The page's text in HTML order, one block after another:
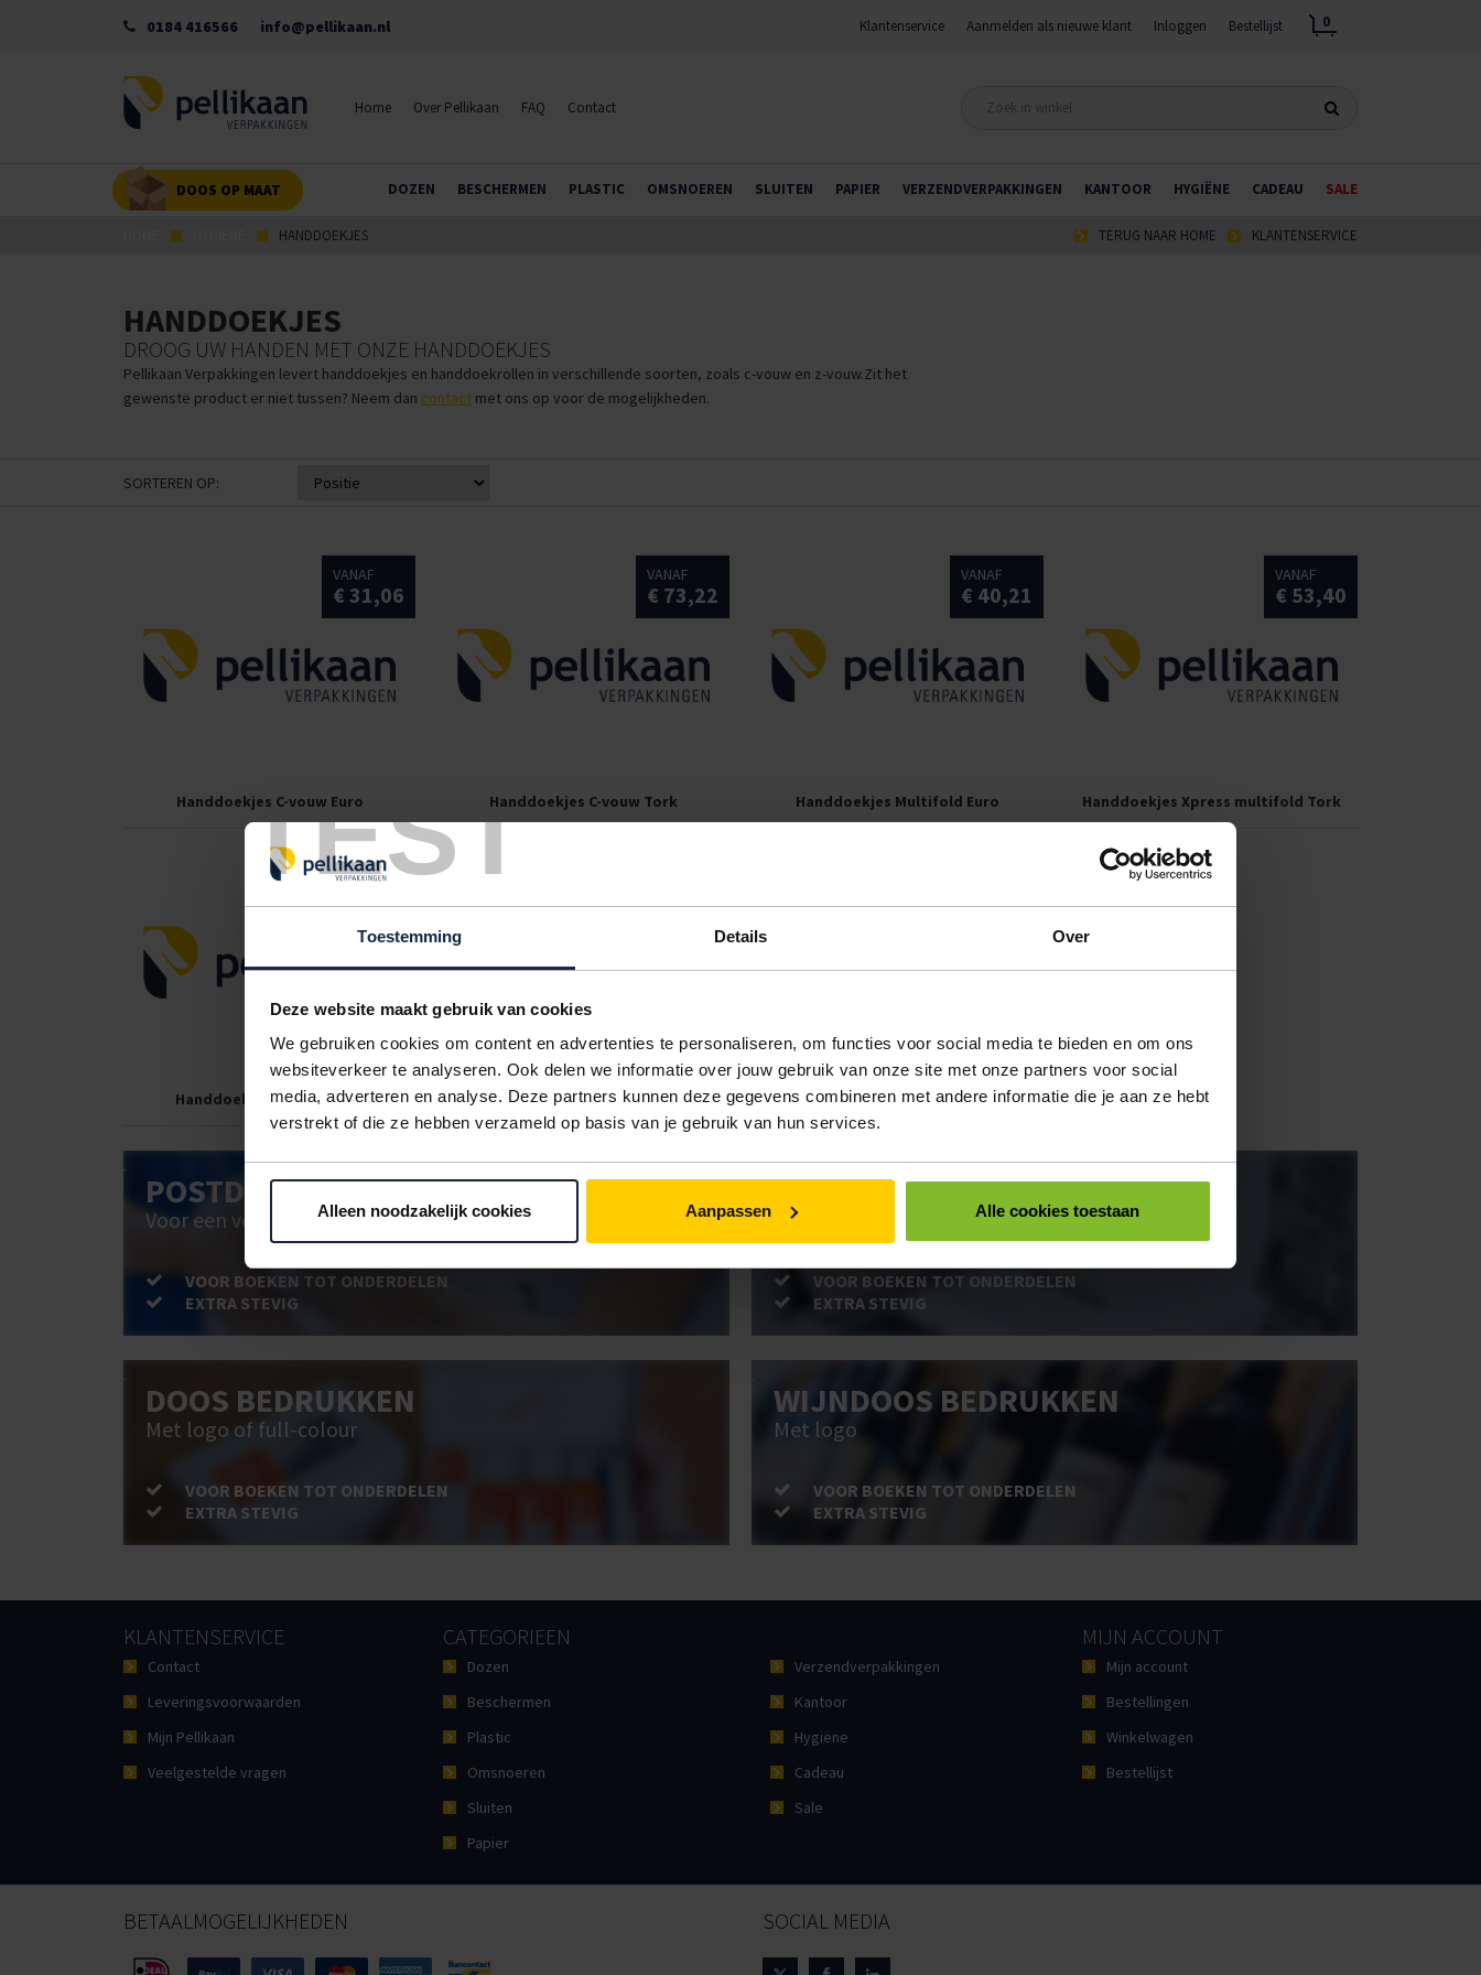
TEST
Toestemming Details Over
Deze website maakt gebruik van cookies
We gebruiken cookies om content en advertenties te personaliseren, om functies voor social media te bieden en om ons
websiteverkeer te analyseren. Ook delen we informatie over jouw gebruik van onze site met onze partners voor social
media, adverteren en analyse. Deze partners kunnen deze gegevens combineren met andere informatie die je aan ze hebt
verstrekt of die ze hebben verzameld op basis van je gebruik van hun services.
Alleen noodzakelijk cookies Aanpassen Alle cookies toestaan
0184 416566 info@pellikaan.nl Klantenservice Aanmelden als nieuwe klant Inloggen Bestellijst 0
Home Over Pellikaan FAQ Contact
DOZEN BESCHERMEN PLASTIC OMSNOEREN SLUITEN PAPIER VERZENDVERPAKKINGEN KANTOOR HYGIËNE CADEAU SALE
DOOS OP MAAT
HANDDOEKJES KLANTENSERVICE
TERUG NAAR HOME
HANDDOEKJES
DROOG UW HANDEN MET ONZE HANDDOEKJES
Pellikaan Verpakkingen levert handdoekjes en handdoekrollen in verschillende soorten, zoals c-vouw en z-vouw.Zit het
gewenste product er niet tussen? Neem dan contact met ons op voor de mogelijkheden.
SORTEREN OP:
Handdoekjes C-vouw Euro
VANAF
€ 31,06
Handdoekjes C-vouw Tork
VANAF
€ 73,22
Handdoekjes Multifold Euro
VANAF
€ 40,21
Handdoekjes Xpress multifold Tork
VANAF
€ 53,40
Handdoekjes Z-vouw tork
VANAF
Handdoekrollen Matic Euro Handdoekrollen Matic Tork
POSTDOOS BEDRUKKEN
Voor een veilige verzending
VOOR BOEKEN TOT ONDERDELEN
EXTRA STEVIG
BRIEVENBUSDOOS BEDRUKKEN
Post stevig verpakt
VOOR BOEKEN TOT ONDERDELEN
EXTRA STEVIG
DOOS BEDRUKKEN
Met logo of full-colour
VOOR BOEKEN TOT ONDERDELEN
EXTRA STEVIG
WIJNDOOS BEDRUKKEN
Met logo
VOOR BOEKEN TOT ONDERDELEN
EXTRA STEVIG
KLANTENSERVICE
Contact
Leveringsvoorwaarden
Mijn Pellikaan
Veelgestelde vragen
CATEGORIEËN
Dozen
Beschermen
Plastic
Omsnoeren
Sluiten
Papier
Verzendverpakkingen
Kantoor
Hygiëne
Cadeau
Sale
MIJN ACCOUNT
Mijn account
Bestellingen
Winkelwagen
Bestellijst
BETAALMOGELIJKHEDEN SOCIAL MEDIA